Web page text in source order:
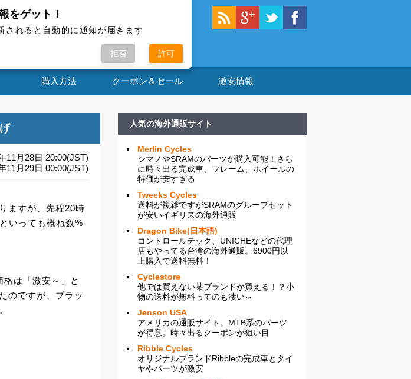
ップのセー
購入方法 クーポン＆セール 激安情報
11月28日 20:00(JST)
11月29日 00:00(JST)
ますが、先程20時
いっても概ね数%
は「激安～」と
のですが、ブラッ
人気の海外通販サイト
Merlin Cycles
シマノやSRAMのパーツが購入可能！さら
に時々出る完成車、フレーム、ホイールの
特価が安すぎる
Tweeks Cycles
送料が複雑ですがSRAMのグループセット
が安いイギリスの海外通販
Dragon Bike(日本語)
コントロールテック、UNICHEなどの代理
店もやってる台湾の海外通販。6900円以
上購入で送料無料！
Cyclestore
他では買えない某ブランドが買える！？小
物の送料が無料ってのも凄い～
Jenson USA
アメリカの通販サイト。MTB系のパーツ
が得意。時々出るクーポンが狙い目
Ribble Cycles
オリジナルブランドRibbleの完成車とタイ
ヤやパーツが激安
をゲット！
されると自動的に通知が届きます
拒否 許可